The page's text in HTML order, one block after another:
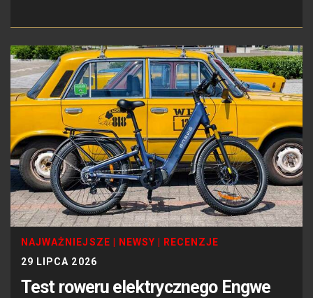
NAJWAŻNIEJSZE NEWSY
RECENZJE
29 LIPCA 2026
Test roweru elektrycznego Engwe